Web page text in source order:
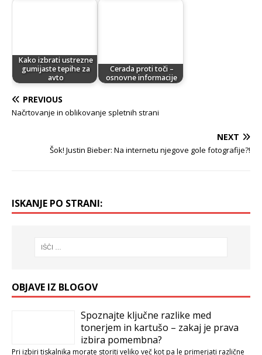
Kako izbrati ustrezne
gumijaste tepihe za
avto
Cerada proti toči –
osnovne informacije
PREVIOUS
Načrtovanje in oblikovanje spletnih strani
NEXT
Šok! Justin Bieber: Na internetu njegove gole fotografije?!
ISKANJE PO STRANI:
OBJAVE IZ BLOGOV
Spoznajte ključne razlike med
tonerjem in kartušo – zakaj je prava
izbira pomembna?
Pri izbiri tiskalnika morate storiti veliko več kot pa le primerjati različne